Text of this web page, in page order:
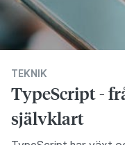
TEKNIK
TypeScript -
självklart